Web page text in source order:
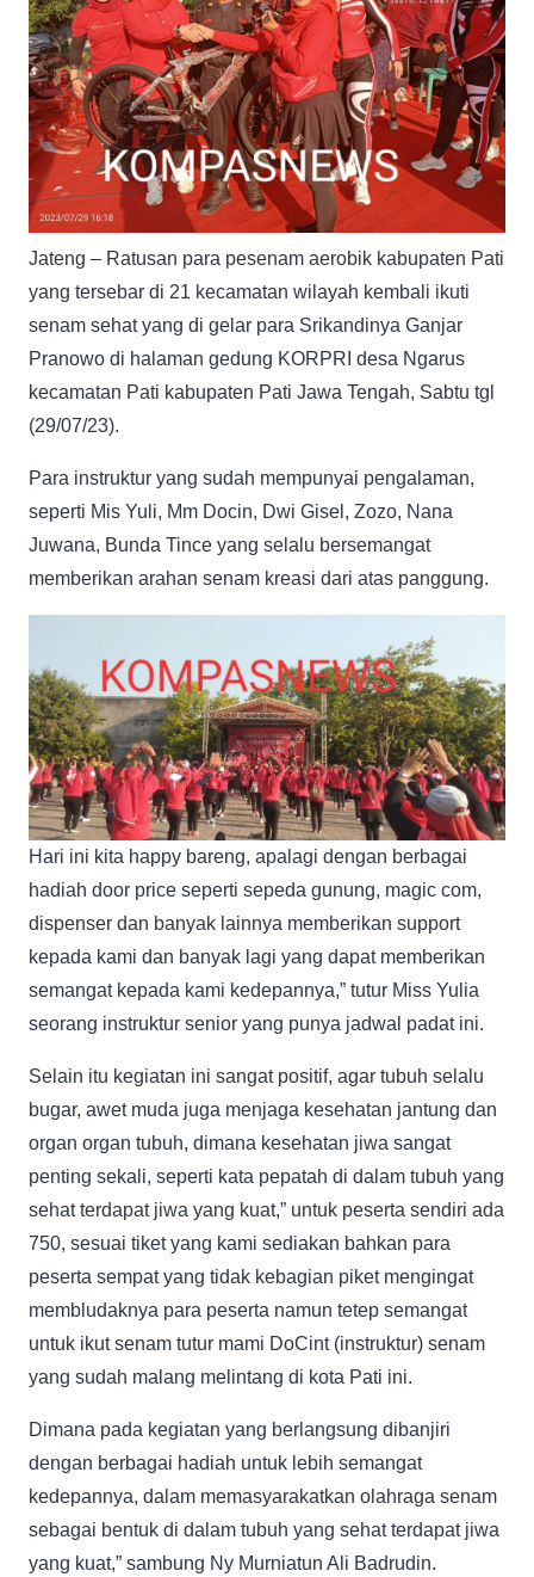
Jateng – Ratusan para pesenam aerobik kabupaten Pati
yang tersebar di 21 kecamatan wilayah kembali ikuti
senam sehat yang di gelar para Srikandinya Ganjar
Pranowo di halaman gedung KORPRI desa Ngarus
kecamatan Pati kabupaten Pati Jawa Tengah, Sabtu tgl
(29/07/23).
Para instruktur yang sudah mempunyai pengalaman,
seperti Mis Yuli, Mm Docin, Dwi Gisel, Zozo, Nana
Juwana, Bunda Tince yang selalu bersemangat
memberikan arahan senam kreasi dari atas panggung.
Hari ini kita happy bareng, apalagi dengan berbagai
hadiah door price seperti sepeda gunung, magic com,
dispenser dan banyak lainnya memberikan support
kepada kami dan banyak lagi yang dapat memberikan
semangat kepada kami kedepannya,” tutur Miss Yulia
seorang instruktur senior yang punya jadwal padat ini.
Selain itu kegiatan ini sangat positif, agar tubuh selalu
bugar, awet muda juga menjaga kesehatan jantung dan
organ organ tubuh, dimana kesehatan jiwa sangat
penting sekali, seperti kata pepatah di dalam tubuh yang
sehat terdapat jiwa yang kuat,” untuk peserta sendiri ada
750, sesuai tiket yang kami sediakan bahkan para
peserta sempat yang tidak kebagian piket mengingat
membludaknya para peserta namun tetep semangat
untuk ikut senam tutur mami DoCint (instruktur) senam
yang sudah malang melintang di kota Pati ini.
Dimana pada kegiatan yang berlangsung dibanjiri
dengan berbagai hadiah untuk lebih semangat
kedepannya, dalam memasyarakatkan olahraga senam
sebagai bentuk di dalam tubuh yang sehat terdapat jiwa
yang kuat,” sambung Ny Murniatun Ali Badrudin.